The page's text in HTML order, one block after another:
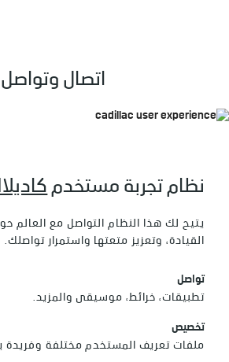
اتصال وتواصل
نظام تجربة مستخدم
يتيح لك هذا النظام التواصل مع العالم
القيادة، وتعزيز متعتها واستمرار تواصلك.
تواصل
تطبيقات، خرائط، موسيقى والمزيد.
تخصيص
ملفات تعريف المستخدم مختلفة